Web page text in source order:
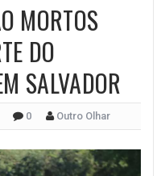
MORTOS
DO
SALVADOR
0 Outro Olhar